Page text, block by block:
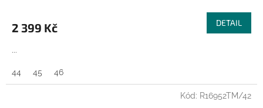
M
A
2 399 Kč DETAIL
...
44 45 46
Kód: R16952TM/42